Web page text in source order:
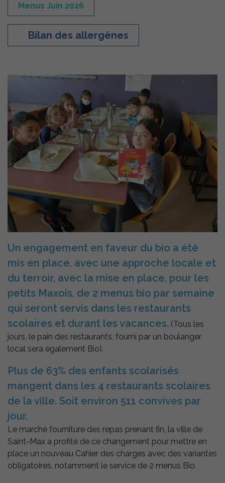
Menus Juin 2026
Bilan des allergènes
Un engagement en faveur du bio a été
mis en place, avec une approche locale et
du terroir, avec la mise en place, pour les
petits Maxois, de 2 menus bio par semaine
qui seront servis dans les restaurants
scolaires et durant les vacances. (Tous les
jours, le pain des restaurants, fourni par un boulanger
local sera également Bio).
Plus de 63% des enfants scolarisés
mangent dans les 4 restaurants scolaires
de la ville. Soit environ 511 convives par
jour.
Le marché fourniture des repas prenant fin, la ville de
Saint-Max a profité de ce changement pour mettre en
place un nouveau Cahier des charges avec des variantes
obligatoires, notamment le service de 2 menus Bio.